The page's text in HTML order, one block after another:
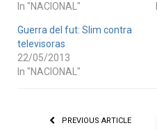
In "NACIONAL"
Guerra del fut: Slim contra
televisoras
22/05/2013
In "NACIONAL"
PREVIOUS ARTICLE